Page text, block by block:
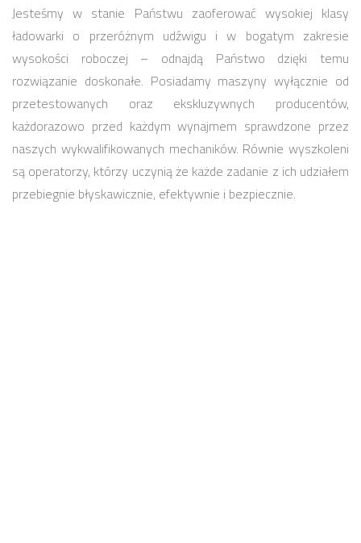
Jesteśmy w stanie Państwu zaoferować wysokiej klasy
ładowarki o przeróżnym udźwigu i w bogatym zakresie
wysokości roboczej – odnajdą Państwo dzięki temu
rozwiązanie doskonałe. Posiadamy maszyny wyłącznie od
przetestowanych oraz ekskluzywnych producentów,
każdorazowo przed każdym wynajmem sprawdzone przez
naszych wykwalifikowanych mechaników. Równie wyszkoleni
są operatorzy, którzy uczynią że każde zadanie z ich udziałem
przebiegnie błyskawicznie, efektywnie i bezpiecznie.